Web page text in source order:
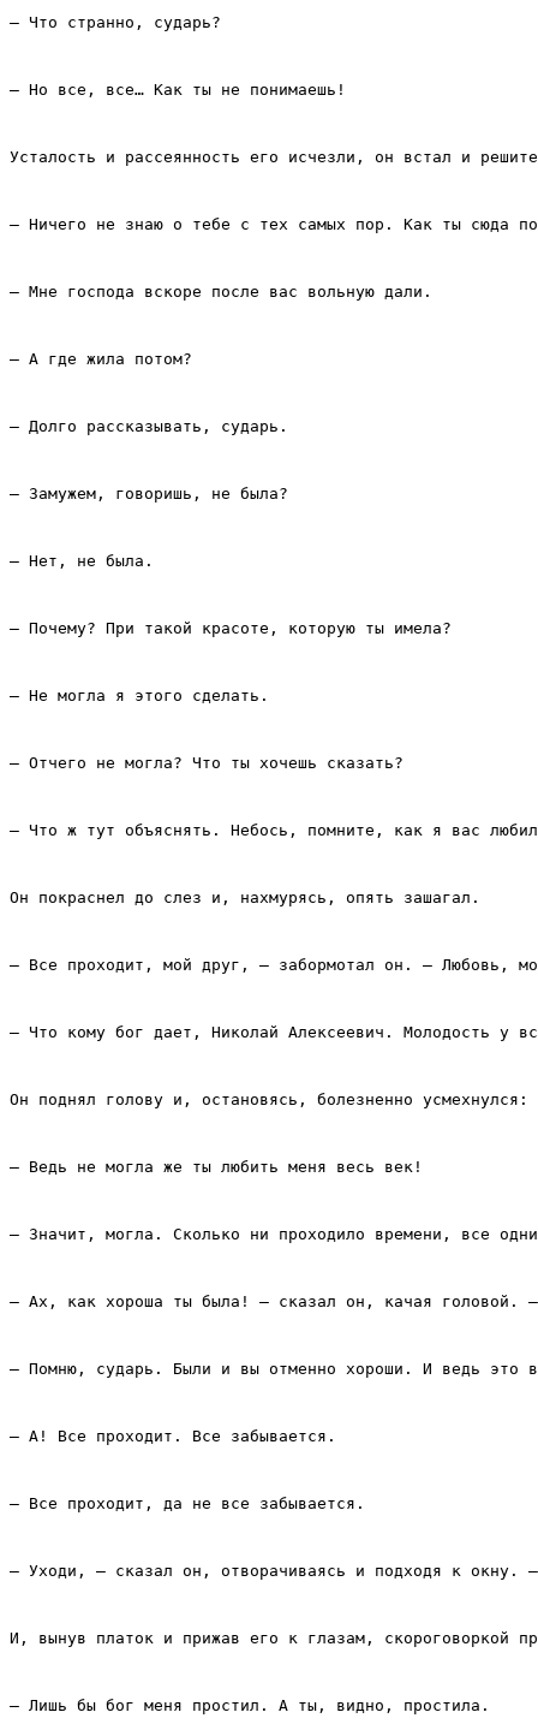
– Что странно, сударь?
– Но все, все… Как ты не понимаешь!
Усталость и рассеянность его исчезли, он встал и
– Ничего не знаю о тебе с тех самых пор. Как ты сюда
– Мне господа вскоре после вас вольную дали.
– А где жила потом?
– Долго рассказывать, сударь.
– Замужем, говоришь, не была?
– Нет, не была.
– Почему? При такой красоте, которую ты имела?
– Не могла я этого сделать.
– Отчего не могла? Что ты хочешь сказать?
– Что ж тут объяснять. Небось, помните, как я вас
Он покраснел до слез и, нахмурясь, опять зашагал.
– Все проходит, мой друг, – забормотал он. – Любовь,
– Что кому бог дает, Николай Алексеевич. Молодость у
Он поднял голову и, остановясь, болезненно усмехнулся:
– Ведь не могла же ты любить меня весь век!
– Значит, могла. Сколько ни проходило времени, все
– Ах, как хороша ты была! – сказал он, качая головой.
– Помню, сударь. Были и вы отменно хороши. И ведь это
– А! Все проходит. Все забывается.
– Все проходит, да не все забывается.
– Уходи, – сказал он, отворачиваясь и подходя к окну.
И, вынув платок и прижав его к глазам, скороговоркой
– Лишь бы бог меня простил. А ты, видно, простила.